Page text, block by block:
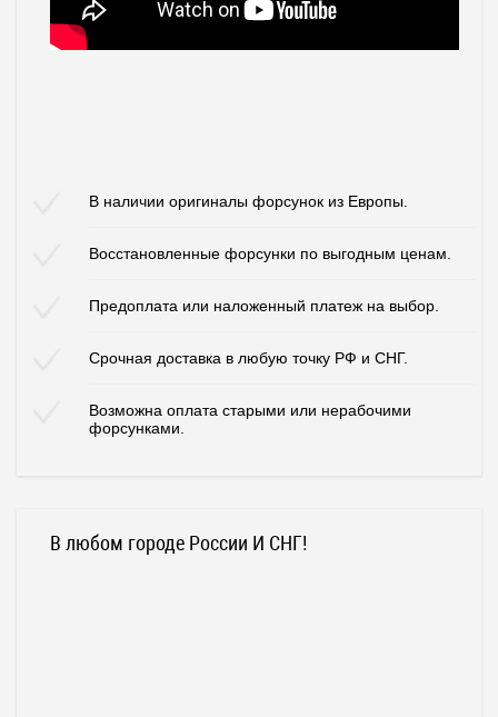
В наличии оригиналы форсунок из Европы.
Восстановленные форсунки по выгодным ценам.
Предоплата или наложенный платеж на выбор.
Срочная доставка в любую точку РФ и СНГ.
Возможна оплата старыми или нерабочими
форсунками.
В любом городе России И СНГ!